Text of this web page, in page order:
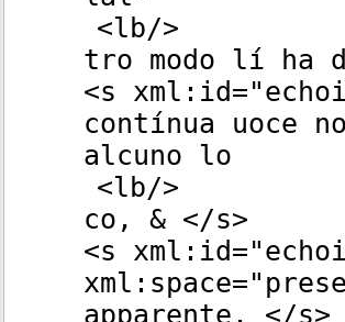
<lb/>
tro modo lí ha
<s xml:id="
contínua uoce
alcuno lo
<lb/>
co, & </s>
<s xml:id="
xml:space="
apparente. </s>